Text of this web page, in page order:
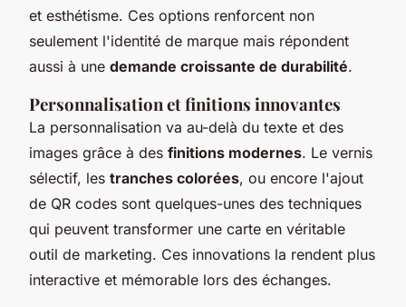
et esthétisme. Ces options renforcent non
seulement l'identité de marque mais répondent
aussi à une demande croissante de durabilité.
Personnalisation et finitions innovantes
La personnalisation va au-delà du texte et des
images grâce à des finitions modernes. Le vernis
sélectif, les tranches colorées, ou encore l'ajout
de QR codes sont quelques-unes des techniques
qui peuvent transformer une carte en véritable
outil de marketing. Ces innovations la rendent plus
interactive et mémorable lors des échanges.